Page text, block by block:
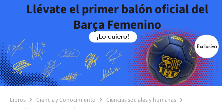
Llévate el primer balón oficial del
Barça Femenino
Libros Ciencia y Conocimiento
Ciencias sociales y humanas